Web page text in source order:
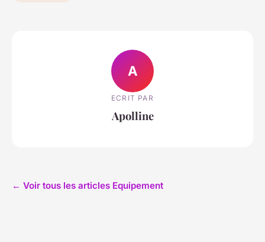
A
ECRIT PAR
Apolline
← Voir tous les articles Equipement